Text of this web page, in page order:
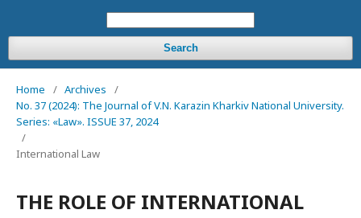
Search
Home / Archives
/
No. 37 (2024): The Journal of V.N. Karazin Kharkiv National University.
Series: «Law». ISSUE 37, 2024
/
International Law
THE ROLE OF INTERNATIONAL